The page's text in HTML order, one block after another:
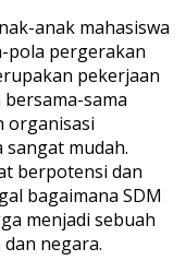
anak mahasiswa
pola pergerakan
pekerjaan
sama
organisasi
sangat mudah.
berpotensi dan
bagaimana SDM
menjadi sebuah
negara.